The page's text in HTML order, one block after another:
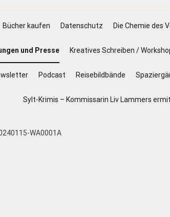
Bücher kaufen Datenschutz Die Chemie des
und Presse Kreatives Schreiben /
Podcast Reisebildbände
Sylt-Krimis – Kommissarin Liv Lammers
WA0001A